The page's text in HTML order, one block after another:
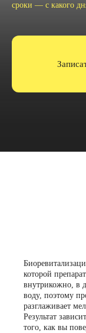
сроки — с какого
которой
внутрикожно, в
воду, поэтому
разглаживает
Результат
того, как вы